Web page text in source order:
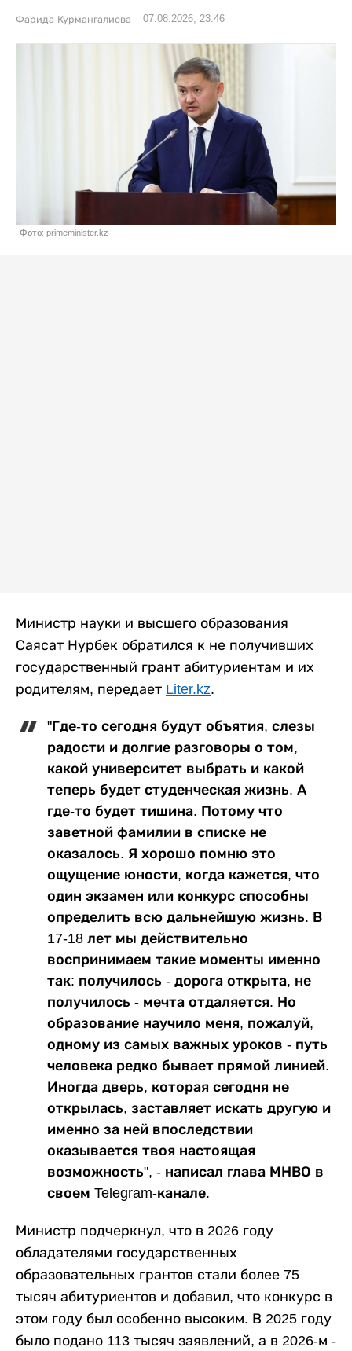
Фарида Курмангалиева 07.08.2026, 23:46
Фото: primeminister.kz
Министр науки и высшего образования
Саясат Нурбек обратился к не получивших
государственный грант абитуриентам и их
родителям, передает Liter.kz.
"Где-то сегодня будут объятия, слезы
радости и долгие разговоры о том,
какой университет выбрать и какой
теперь будет студенческая жизнь. А
где-то будет тишина. Потому что
заветной фамилии в списке не
оказалось. Я хорошо помню это
ощущение юности, когда кажется, что
один экзамен или конкурс способны
определить всю дальнейшую жизнь. В
17-18 лет мы действительно
воспринимаем такие моменты именно
так: получилось - дорога открыта, не
получилось - мечта отдаляется. Но
образование научило меня, пожалуй,
одному из самых важных уроков - путь
человека редко бывает прямой линией.
Иногда дверь, которая сегодня не
открылась, заставляет искать другую и
именно за ней впоследствии
оказывается твоя настоящая
возможность", - написал глава МНВО в
своем Telegram-канале.
Министр подчеркнул, что в 2026 году
обладателями государственных
образовательных грантов стали более 75
тысяч абитуриентов и добавил, что конкурс в
этом году был особенно высоким. В 2025 году
было подано 113 тысяч заявлений, а в 2026-м -